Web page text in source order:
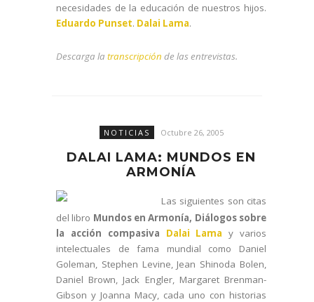
necesidades de la educación de nuestros hijos.
Eduardo Punset. Dalai Lama.
Descarga la transcripción de las entrevistas.
NOTICIAS Octubre 26, 2005
DALAI LAMA: MUNDOS EN
ARMONÍA
Las siguientes son citas
del libro Mundos en Armonía, Diálogos sobre
la acción compasiva Dalai Lama y varios
intelectuales de fama mundial como Daniel
Goleman, Stephen Levine, Jean Shinoda Bolen,
Daniel Brown, Jack Engler, Margaret Brenman-
Gibson y Joanna Macy, cada uno con historias